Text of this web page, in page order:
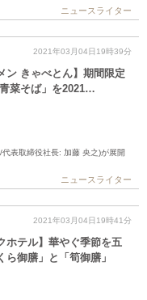
ニュースライター
2021年03月04日19時39分
ン きゃべとん】期間限定
青菜そば」を2021…
表取締役社長: 加藤 央之)が展開
ニュースライター
2021年03月04日19時41分
ホテル】華やぐ季節を五
ら御膳」と「筍御膳」